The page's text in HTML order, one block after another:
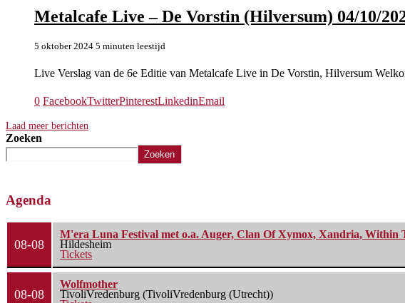
Metalcafe Live – De Vorstin (Hilversum) 04/10/
5 oktober 2024 5 minuten leestijd
Live Verslag van de 6e Editie van Metalcafe Live in De Vorstin, Hilversum
0 FacebookTwitterPinterestLinkedinEmail
Laad meer berichten
Zoeken
Zoeken
Agenda
08-08
M'era Luna Festival met o.a. Auger, Clan Of Xymox, Xandria, Within
Hildesheim
Tickets
08-08
Wolfmother
TivoliVredenburg (TivoliVredenburg (Utrecht))